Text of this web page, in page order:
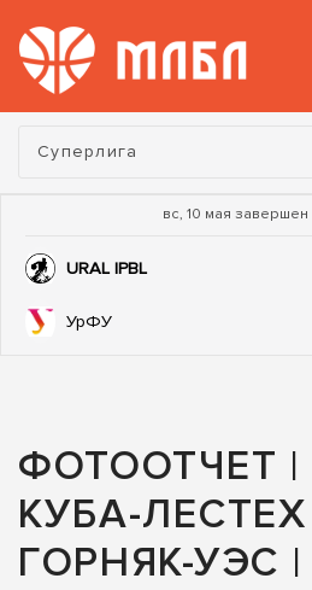
Турнир:
Суперлига
вс, 10 мая завершен
URAL IPBL
УрФУ
ФОТООТЧЕТ |
КУБА-ЛЕСТЕХ
ГОРНЯК-УЭС |